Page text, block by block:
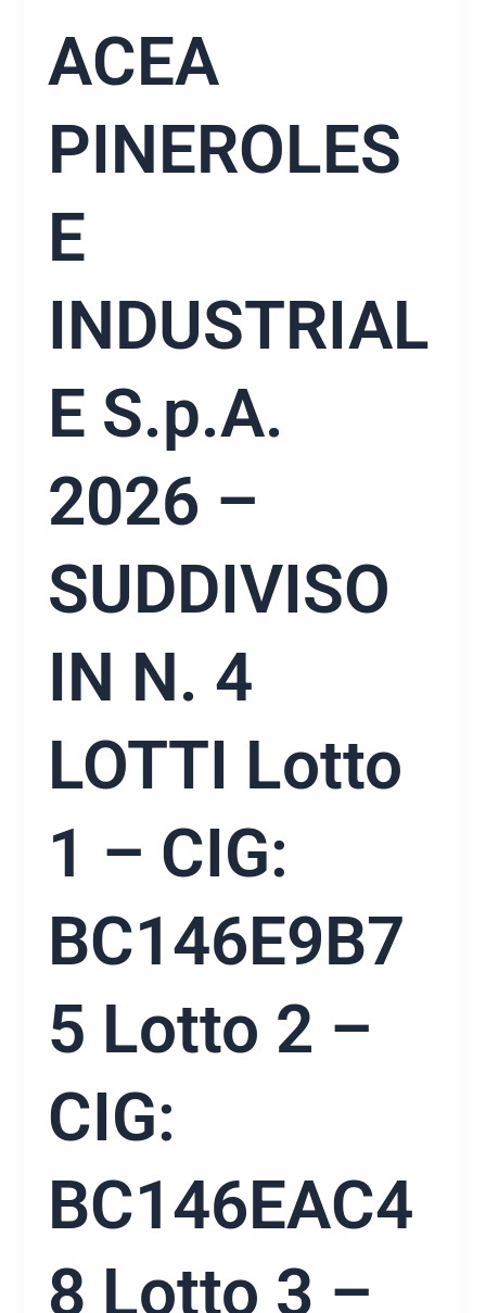
ACEA
PINEROLES
E
INDUSTRIAL
E S.p.A.
2026 –
SUDDIVISO
IN N. 4
LOTTI Lotto
1 – CIG:
BC146E9B7
5 Lotto 2 –
CIG:
BC146EAC4
8 Lotto 3 –